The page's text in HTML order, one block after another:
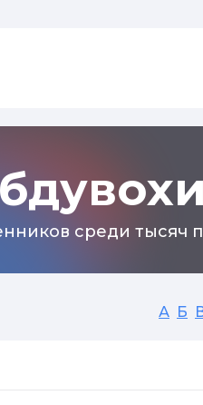
среди тысяч
А Б